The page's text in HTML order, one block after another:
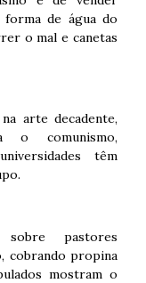
forma de água do
o mal e canetas
arte decadente,
o comunismo,
têm
sobre pastores
cobrando propina
mostram o